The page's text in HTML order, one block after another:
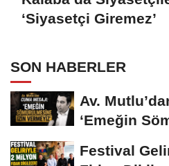
‘Siyasetçi Giremez’
SON HABERLER
Av.
‘Emeğin
Festival